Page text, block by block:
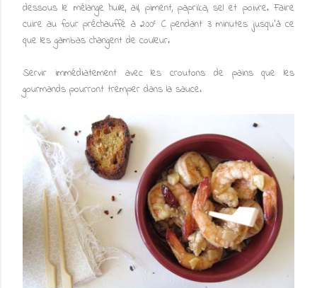
dessous le mélange huile, ail, piment, paprika, sel et poivre. Faire
cuire au four préchauffé à 200° C pendant 3 minutes jusqu'à ce
que les gambas changent de couleur.
Servir immédiatement avec les croutons de pains que les
gourmands pourront tremper dans la sauce.